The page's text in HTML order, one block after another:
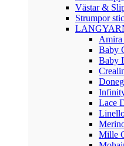
Västar &
Strumpor
Baby
Baby
Lace
Mille